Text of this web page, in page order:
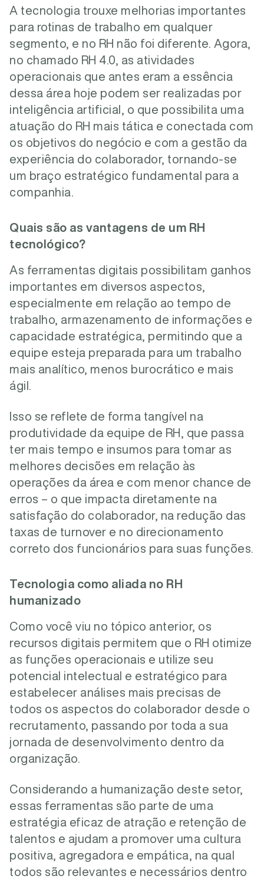
A tecnologia trouxe melhorias importantes
para rotinas de trabalho em qualquer
segmento, e no RH não foi diferente. Agora,
no chamado RH 4.0, as atividades
operacionais que antes eram a essência
dessa área hoje podem ser realizadas por
inteligência artificial, o que possibilita uma
atuação do RH mais tática e conectada com
os objetivos do negócio e com a gestão da
experiência do colaborador, tornando-se
um braço estratégico fundamental para a
companhia.
Quais são as vantagens de um RH
tecnológico?
As ferramentas digitais possibilitam ganhos
importantes em diversos aspectos,
especialmente em relação ao tempo de
trabalho, armazenamento de informações e
capacidade estratégica, permitindo que a
equipe esteja preparada para um trabalho
mais analítico, menos burocrático e mais
ágil.
Isso se reflete de forma tangível na
produtividade da equipe de RH, que passa
ter mais tempo e insumos para tomar as
melhores decisões em relação às
operações da área e com menor chance de
erros – o que impacta diretamente na
satisfação do colaborador, na redução das
taxas de turnover e no direcionamento
correto dos funcionários para suas funções.
Tecnologia como aliada no RH
humanizado
Como você viu no tópico anterior, os
recursos digitais permitem que o RH otimize
as funções operacionais e utilize seu
potencial intelectual e estratégico para
estabelecer análises mais precisas de
todos os aspectos do colaborador desde o
recrutamento, passando por toda a sua
jornada de desenvolvimento dentro da
organização.
Considerando a humanização deste setor,
essas ferramentas são parte de uma
estratégia eficaz de atração e retenção de
talentos e ajudam a promover uma cultura
positiva, agregadora e empática, na qual
todos são relevantes e necessários dentro